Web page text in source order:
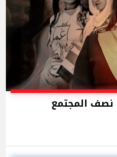
نصف المجتمع